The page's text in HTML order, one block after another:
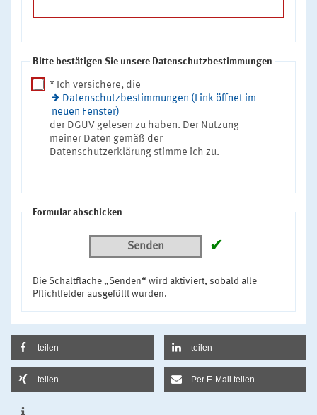
Bitte bestätigen Sie unsere Datenschutzbestimmungen
* Ich versichere, die
Datenschutzbestimmungen (Link öffnet im
neuen Fenster)
der DGUV gelesen zu haben. Der Nutzung
meiner Daten gemäß der
Datenschutzerklärung stimme ich zu.
Formular abschicken
Senden ✔
Die Schaltfläche „Senden“ wird aktiviert, sobald alle
Pflichtfelder ausgefüllt wurden.
teilen teilen
teilen Per E-Mail teilen